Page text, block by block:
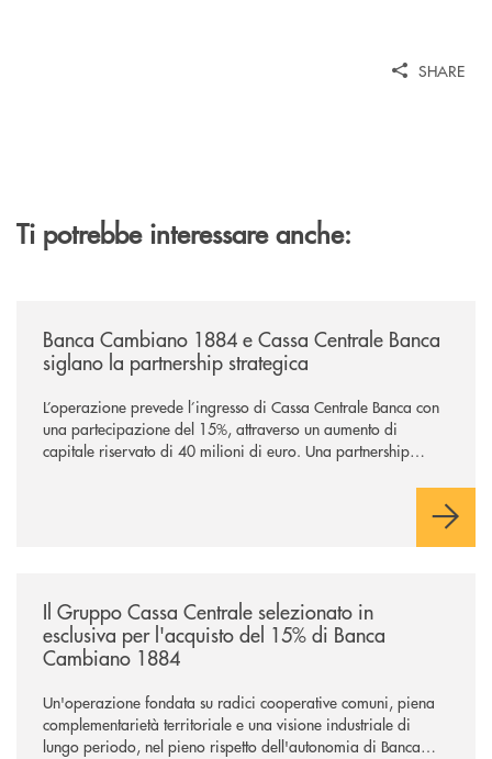
SHARE
Ti potrebbe interessare anche:
Banca Cambiano 1884 e Cassa Centrale Banca
siglano la partnership strategica
L’operazione prevede l’ingresso di Cassa Centrale Banca con
una partecipazione del 15%, attraverso un aumento di
capitale riservato di 40 milioni di euro. Una partnership
comuni e sulla prossimità ai territori, per ampliare l’offerta e
Il Gruppo Cassa Centrale selezionato in
esclusiva per l'acquisto del 15% di Banca
Cambiano 1884
Un'operazione fondata su radici cooperative comuni, piena
complementarietà territoriale e una visione industriale di
lungo periodo, nel pieno rispetto dell'autonomia di Banca